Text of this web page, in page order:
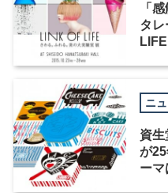
「
タ
ニ
資
が
ー